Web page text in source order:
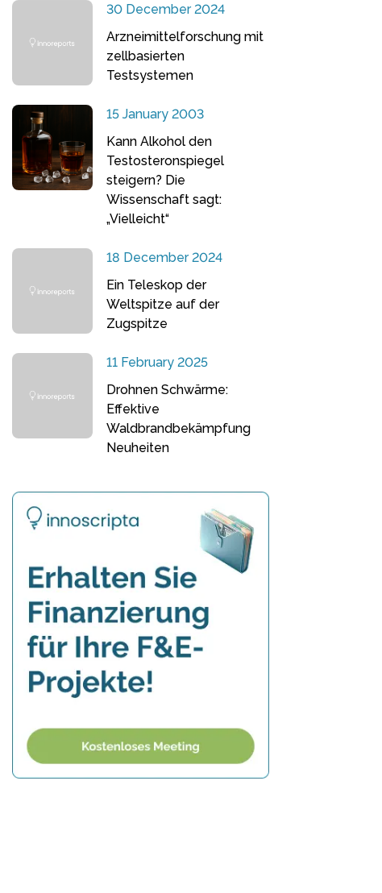
30 December 2024
Arzneimittelforschung mit
zellbasierten
Testsystemen
15 January 2003
Kann Alkohol den
Testosteronspiegel
steigern? Die
Wissenschaft sagt:
„Vielleicht“
18 December 2024
Ein Teleskop der
Weltspitze auf der
Zugspitze
11 February 2025
Drohnen Schwärme:
Effektive
Waldbrandbekämpfung
Neuheiten